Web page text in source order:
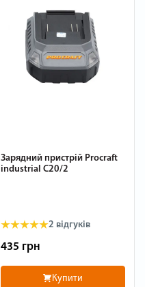
Зарядний пристрій Procraft
industrial C20/2
2 відгуків
435 грн
Купити